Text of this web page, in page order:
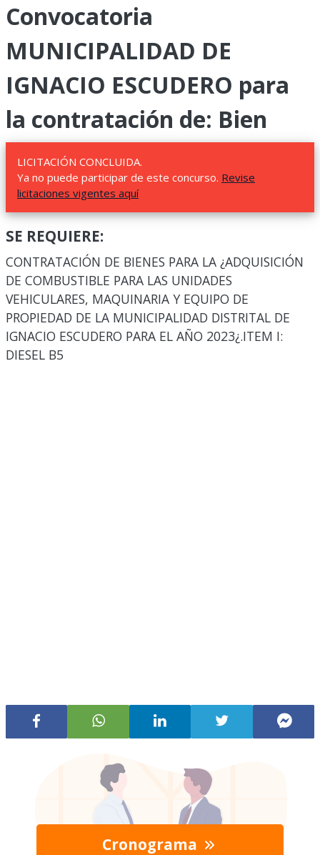
Convocatoria
MUNICIPALIDAD DE
IGNACIO ESCUDERO para
la contratación de: Bien
LICITACIÓN CONCLUIDA.
Ya no puede participar de este concurso. Revise
licitaciones vigentes aquí
SE REQUIERE:
CONTRATACIÓN DE BIENES PARA LA ¿ADQUISICIÓN
DE COMBUSTIBLE PARA LAS UNIDADES
VEHICULARES, MAQUINARIA Y EQUIPO DE
PROPIEDAD DE LA MUNICIPALIDAD DISTRITAL DE
IGNACIO ESCUDERO PARA EL AÑO 2023¿.ITEM I:
DIESEL B5
Cronograma